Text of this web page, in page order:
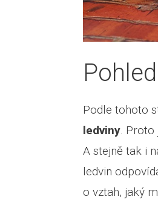
Podle tohoto
ledviny. Proto
A stejně tak i
ledvin
o vztah, jaký